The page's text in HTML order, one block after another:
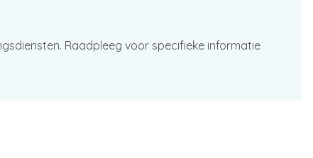
Raadpleeg voor specifieke informatie